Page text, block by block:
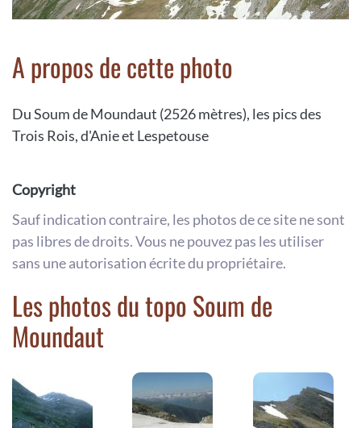
A propos de cette photo
Du Soum de Moundaut (2526 mètres), les pics des
Trois Rois, d'Anie et Lespetouse
Copyright
Sauf indication contraire, les photos de ce site ne sont
pas libres de droits. Vous ne pouvez pas les utiliser
sans une autorisation écrite du propriétaire.
Les photos du topo Soum de
Moundaut